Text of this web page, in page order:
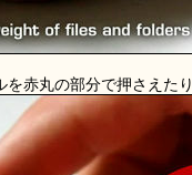
を赤丸の部分で押さえた